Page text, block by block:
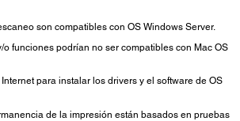
son compatibles con OS Windows Server.
funciones podrían no ser compatibles con Mac OS
para instalar los drivers y el software de OS
de la impresión están basados en pruebas